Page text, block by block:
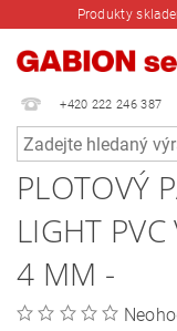
Produkty
+420 222 246 387
PLOTOVÝ
LIGHT
4 MM -